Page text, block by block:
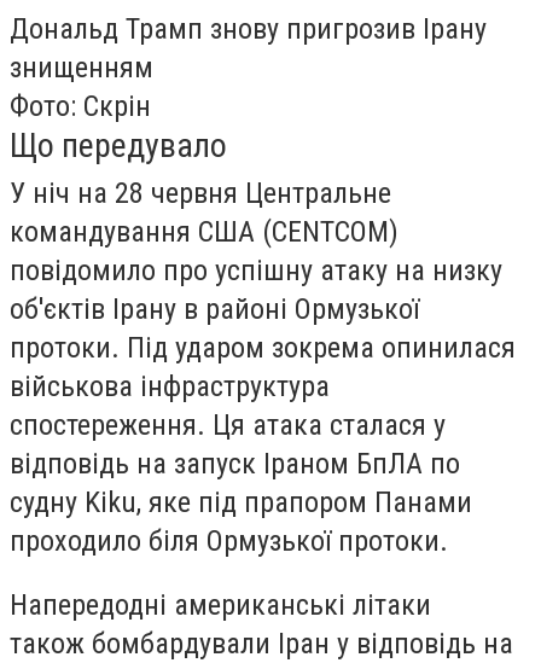
Дональд Трамп знову пригрозив Ірану
знищенням
Фото: Скрін
Що передувало
У ніч на 28 червня Центральне
командування США (CENTCOM)
повідомило про успішну атаку на низку
об'єктів Ірану в районі Ормузької
протоки. Під ударом зокрема опинилася
військова інфраструктура
спостереження. Ця атака сталася у
відповідь на запуск Іраном БпЛА по
судну Kiku, яке під прапором Панами
проходило біля Ормузької протоки.
Напередодні американські літаки
також бомбардували Іран у відповідь на